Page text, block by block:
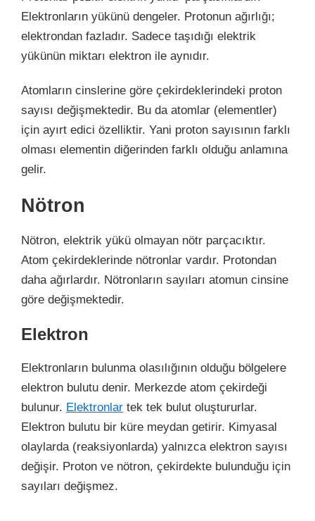
Elektronların yükünü dengeler. Protonun ağırlığı;
elektrondan fazladır. Sadece taşıdığı elektrik
yükünün miktarı elektron ile aynıdır.
Atomların cinslerine göre çekirdeklerindeki proton
sayısı değişmektedir. Bu da atomlar (elementler)
için ayırt edici özelliktir. Yani proton sayısının farklı
olması elementin diğerinden farklı olduğu anlamına
gelir.
Nötron
Nötron, elektrik yükü olmayan nötr parçacıktır.
Atom çekirdeklerinde nötronlar vardır. Protondan
daha ağırlardır. Nötronların sayıları atomun cinsine
göre değişmektedir.
Elektron
Elektronların bulunma olasılığının olduğu bölgelere
elektron bulutu denir. Merkezde atom çekirdeği
bulunur. Elektronlar tek tek bulut oluştururlar.
Elektron bulutu bir küre meydan getirir. Kimyasal
olaylarda (reaksiyonlarda) yalnızca elektron sayısı
değişir. Proton ve nötron, çekirdekte bulunduğu için
sayıları değişmez.